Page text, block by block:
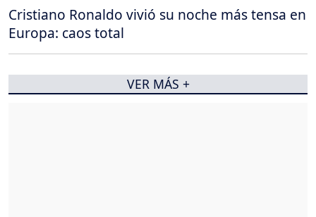
Cristiano Ronaldo vivió su noche más tensa en
Europa: caos total
VER MÁS +